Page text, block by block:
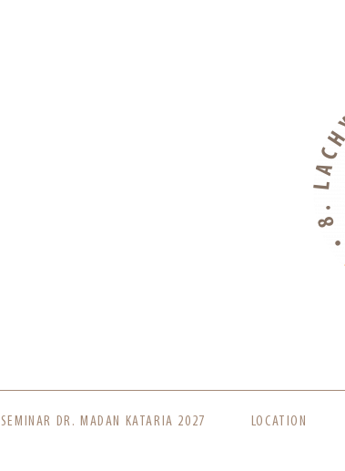
SEMINAR DR. MADAN KATARIA 2027 LOCATION